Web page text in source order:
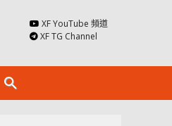
XF YouTube 頻道
XF TG Channel
search